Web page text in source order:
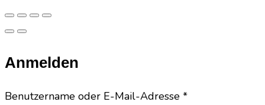
Anmelden
Benutzername oder E-Mail-Adresse *